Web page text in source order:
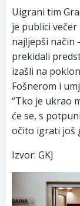
Uigrani tim
je publici
najljepši način
prekidali
izašli na
Fošnerom i
“Tko je ukrao
će se, s
očito igrati još
Izvor: GKJ